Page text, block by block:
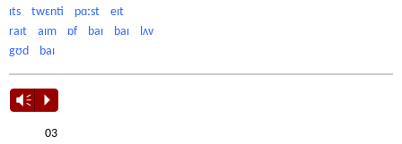
ɪts twɛnti pɑːst eɪt
raɪt aɪm ɒf baɪ baɪ lʌv
gʊd baɪ
Vm P
03